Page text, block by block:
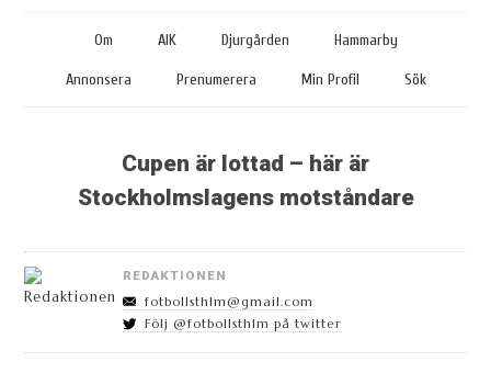
Om AIK Djurgården Hammarby
Annonsera Prenumerera Min Profil Sök
Cupen är lottad – här är
Stockholmslagens motståndare
REDAKTIONEN
fotbollsthlm@gmail.com
Följ @fotbollsthlm på twitter